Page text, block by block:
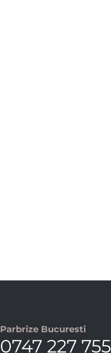
Parbrize Bucuresti
0747 227 755